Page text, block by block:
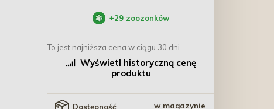
+29 zoozonków
To jest najniższa cena w ciągu 30 dni
Wyświetl historyczną cenę
produktu
Dostępność w magazynie